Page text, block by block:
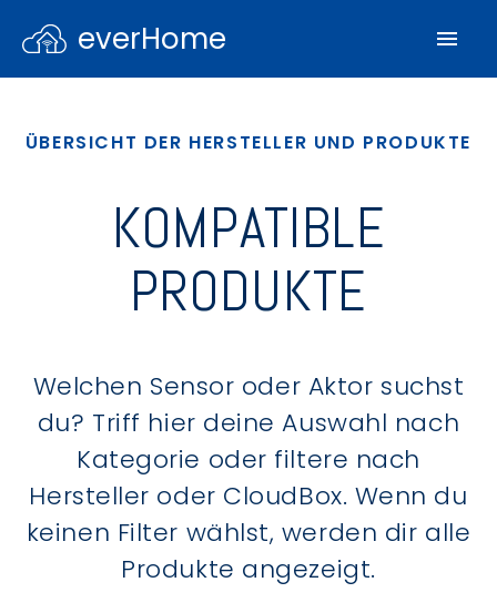
everHome
ÜBERSICHT DER HERSTELLER UND PRODUKTE
KOMPATIBLE
PRODUKTE
Welchen Sensor oder Aktor suchst
du? Triff hier deine Auswahl nach
Kategorie oder filtere nach
Hersteller oder CloudBox. Wenn du
keinen Filter wählst, werden dir alle
Produkte angezeigt.